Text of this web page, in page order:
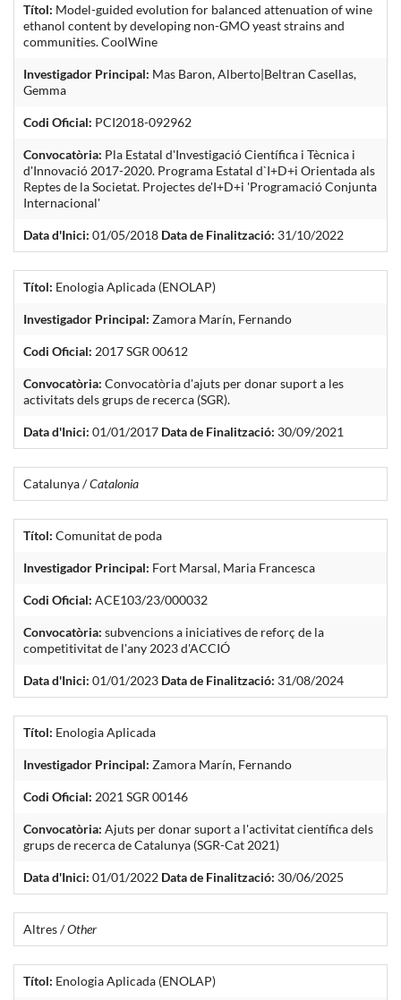
Títol: Model-guided evolution for balanced attenuation of wine
ethanol content by developing non-GMO yeast strains and
communities. CoolWine
Investigador Principal: Mas Baron, Alberto|Beltran Casellas,
Gemma
Codi Oficial: PCI2018-092962
Convocatòria: Pla Estatal d'Investigació Científica i Tècnica i
d'Innovació 2017-2020. Programa Estatal d`I+D+i Orientada als
Reptes de la Societat. Projectes de'I+D+i 'Programació Conjunta
Internacional'
Data d'Inici: 01/05/2018 Data de Finalització: 31/10/2022
Títol: Enologia Aplicada (ENOLAP)
Investigador Principal: Zamora Marín, Fernando
Codi Oficial: 2017 SGR 00612
Convocatòria: Convocatòria d'ajuts per donar suport a les
activitats dels grups de recerca (SGR).
Data d'Inici: 01/01/2017 Data de Finalització: 30/09/2021
Catalunya /Catalonia
Títol: Comunitat de poda
Investigador Principal: Fort Marsal, Maria Francesca
Codi Oficial: ACE103/23/000032
Convocatòria: subvencions a iniciatives de reforç de la
competitivitat de l'any 2023 d'ACCIÓ
Data d'Inici: 01/01/2023 Data de Finalització: 31/08/2024
Títol: Enologia Aplicada
Investigador Principal: Zamora Marín, Fernando
Codi Oficial: 2021 SGR 00146
Convocatòria: Ajuts per donar suport a l'activitat científica dels
grups de recerca de Catalunya (SGR-Cat 2021)
Data d'Inici: 01/01/2022 Data de Finalització: 30/06/2025
Altres /Other
Títol: Enologia Aplicada (ENOLAP)